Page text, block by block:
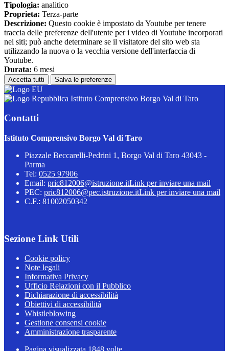
Tipologia: analitico
Proprieta: Terza-parte
Descrizione: Questo cookie è impostato da Youtube per tenere
traccia delle preferenze dell'utente per i video di Youtube incorporati
nei siti; può anche determinare se il visitatore del sito web sta
utilizzando la nuova o la vecchia versione dell'interfaccia di
Youtube.
Durata: 6 mesi
Accetta tutti Salva le preferenze
Istituto Comprensivo Borgo Val di Taro
Contatti
Istituto Comprensivo Borgo Val di Taro
Piazzale Beccarelli-Pedrini 1, Borgo Val di Taro 43043 -
Parma
Tel: 0525 97906
Email: pric812006@istruzione.itLink per inviare una mail
PEC: pric812006@pec.istruzione.itLink per inviare una mail
C.F.: 81002050342
Sezione Link Utili
Cookie policy
Note legali
Informativa Privacy
Ufficio Relazioni con il Pubblico
Dichiarazione di accessibilità
Obiettivi di accessibilità
Whistleblowing
Gestione consensi cookie
Amministrazione trasparente